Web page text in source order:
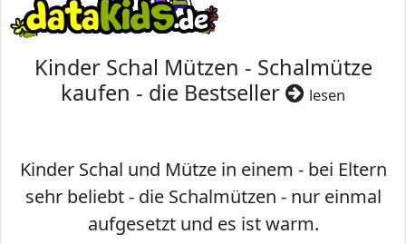
Kinder Schal Mützen - Schalmütze
kaufen - die Bestseller
lesen
Kinder Schal und Mütze in einem - bei Eltern
sehr beliebt - die Schalmützen - nur einmal
aufgesetzt und es ist warm.